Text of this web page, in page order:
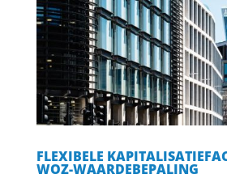
FLEXIBELE
WOZ-WAARDEBEPALING